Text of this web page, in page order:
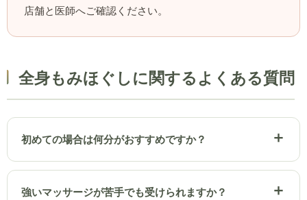
店舗と医師へご確認ください。
全身もみほぐしに関するよくある質問
初めての場合は何分がおすすめですか？
強いマッサージが苦手でも受けられますか？